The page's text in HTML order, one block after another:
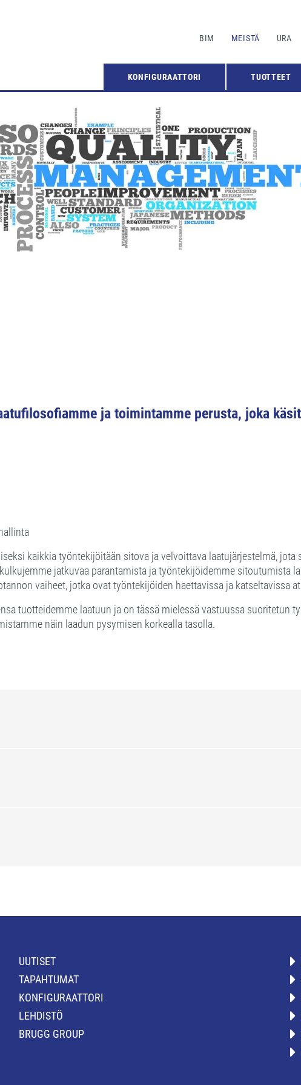
BIM MEISTÄ URA
KONFIGURAATTORI TUOTTEET
ja toimintamme perusta, joka
kaikkia työntekijöitään sitova ja velvoittava laatujärjestelmä,
jatkuvaa parantamista ja työntekijöidemme sitoutumista
vaiheet, jotka ovat työntekijöiden haettavissa ja katseltavissa
tuotteidemme laatuun ja on tässä mielessä vastuussa suoritetun
näin laadun pysymisen korkealla tasolla.
UUTISET
TAPAHTUMAT
KONFIGURAATTORI
LEHDISTÖ
BRUGG GROUP